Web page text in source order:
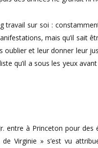
sur soi :
mais qu’il sait
et leur donner leur
qu’il a sous les yeux
entre à Princeton pour des
Virginie » s’est vu